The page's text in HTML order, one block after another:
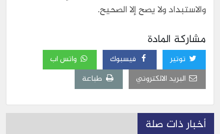
والاستبداد ولا يصح إلا الصحيح.
مشاركة المادة
توتير فيسبوك
واتس اب
البريد الالكتروني
طباعة
أخبار ذات صلة